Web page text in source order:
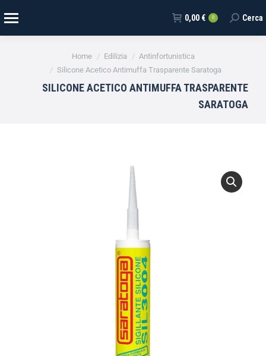
0,00 € 0 Cerca
Home Edilizia
Antinfortunistica
Silicone Acetico Antimuffa Trasparente Saratoga
SILICONE ACETICO ANTIMUFFA TRASPARENTE
SARATOGA